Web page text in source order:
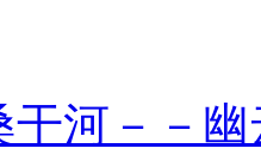
干河－－